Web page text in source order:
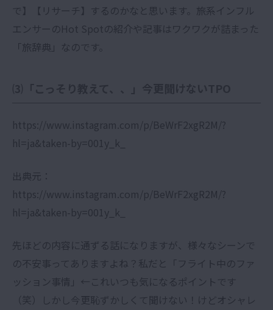
で】【リサーチ】するのかなと思います。旅系インフル
エンサーのHot Spotの紹介や記事はワクワクが詰まった
「旅辞典」なのです。
https://www.instagram.com/p/BeWrF2xgR2M/?
hl=ja&taken-by=001y_k_
出典元：
https://www.instagram.com/p/BeWrF2xgR2M/?
hl=ja&taken-by=001y_k_
先ほどの内容に通ずる話になりますが、様々なシーンで
の不安事ってありますよね？私だと「フライト中のファ
ッション事情」←これいつも気になるポイントです
（笑）しかし今更恥ずかしくて聞けない！けどオシャレ